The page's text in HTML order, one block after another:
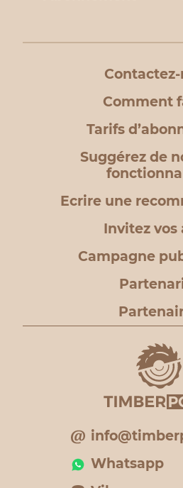
Comment
Tarifs
Suggérez de
Ecrire une
Invitez vos
Campagne
Whatsapp